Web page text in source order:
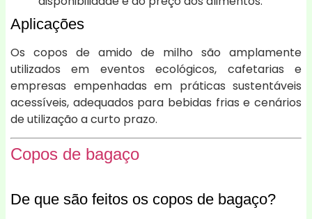
Aplicações
Os copos de amido de milho são amplamente
utilizados em eventos ecológicos, cafetarias e
empresas empenhadas em práticas sustentáveis
acessíveis, adequados para bebidas frias e cenários
de utilização a curto prazo.
Copos de bagaço
De que são feitos os copos de bagaço?